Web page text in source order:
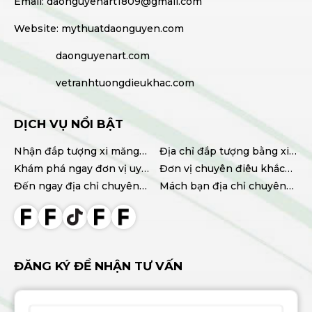
chất lượng cao
FRI 09, 2025
Website: mythuatdaonguyen.com
daonguyenart.com
vetranhtuongdieukhac.com
DỊCH VỤ NỔI BẬT
Nhận đắp tượng xi măng
tại TPHCM chất lượng, giá
tốt
Địa chỉ đắp tượng bằng xi
măng uy tín, chất lượng
Khám phá ngay đơn vị uy
tín chuyên điêu khắc
tượng xi măng TPHCM
Đơn vị chuyên điêu khắc
tượng xi măng chất lượng
Đến ngay địa chỉ chuyên
cung cấp tượng xi măng
chất lượng giá tốt
Mách bạn địa chỉ chuyên
ĐĂNG KÝ ĐỂ NHẬN TƯ VẤN